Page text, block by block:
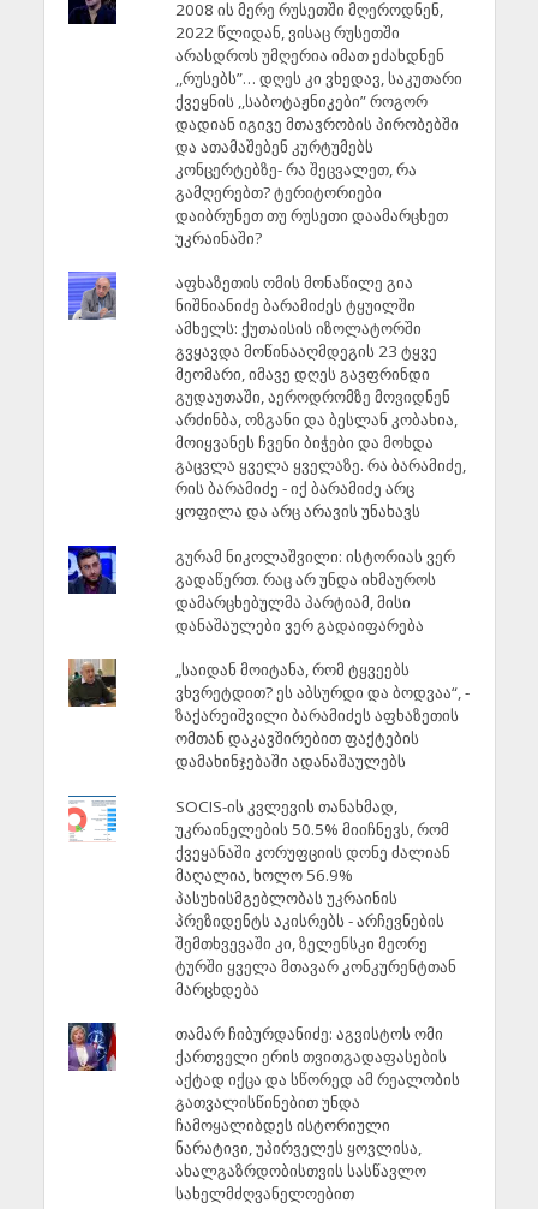
2008 ის მერე რუსეთში მღეროდნენ,
2022 წლიდან, ვისაც რუსეთში
არასდროს უმღერია იმათ ეძახდნენ
,,რუსებს”… დღეს კი ვხედავ, საკუთარი
ქვეყნის ,,საბოტაჟნიკები” როგორ
დადიან იგივე მთავრობის პირობებში
და ათამაშებენ კურტუმებს
კონცერტებზე- რა შეცვალეთ, რა
გამღერებთ? ტერიტორიები
დაიბრუნეთ თუ რუსეთი დაამარცხეთ
უკრაინაში?
აფხაზეთის ომის მონაწილე გია
ნიშნიანიძე ბარამიძეს ტყუილში
ამხელს: ქუთაისის იზოლატორში
გვყავდა მოწინააღმდეგის 23 ტყვე
მეომარი, იმავე დღეს გავფრინდი
გუდაუთაში, აეროდრომზე მოვიდნენ
არძინბა, ოზგანი და ბესლან კობახია,
მოიყვანეს ჩვენი ბიჭები და მოხდა
გაცვლა ყველა ყველაზე. რა ბარამიძე,
რის ბარამიძე - იქ ბარამიძე არც
ყოფილა და არც არავის უნახავს
გურამ ნიკოლაშვილი: ისტორიას ვერ
გადაწერთ. რაც არ უნდა იხმაუროს
დამარცხებულმა პარტიამ, მისი
დანაშაულები ვერ გადაიფარება
„საიდან მოიტანა, რომ ტყვეებს
ვხვრეტდით? ეს აბსურდი და ბოდვაა“, -
ზაქარეიშვილი ბარამიძეს აფხაზეთის
ომთან დაკავშირებით ფაქტების
დამახინჯებაში ადანაშაულებს
SOCIS-ის კვლევის თანახმად,
უკრაინელების 50.5% მიიჩნევს, რომ
ქვეყანაში კორუფციის დონე ძალიან
მაღალია, ხოლო 56.9%
პასუხისმგებლობას უკრაინის
პრეზიდენტს აკისრებს - არჩევნების
შემთხვევაში კი, ზელენსკი მეორე
ტურში ყველა მთავარ კონკურენტთან
მარცხდება
თამარ ჩიბურდანიძე: აგვისტოს ომი
ქართველი ერის თვითგადაფასების
აქტად იქცა და სწორედ ამ რეალობის
გათვალისწინებით უნდა
ჩამოყალიბდეს ისტორიული
ნარატივი, უპირველეს ყოვლისა,
ახალგაზრდობისთვის სასწავლო
სახელმძღვანელოებით